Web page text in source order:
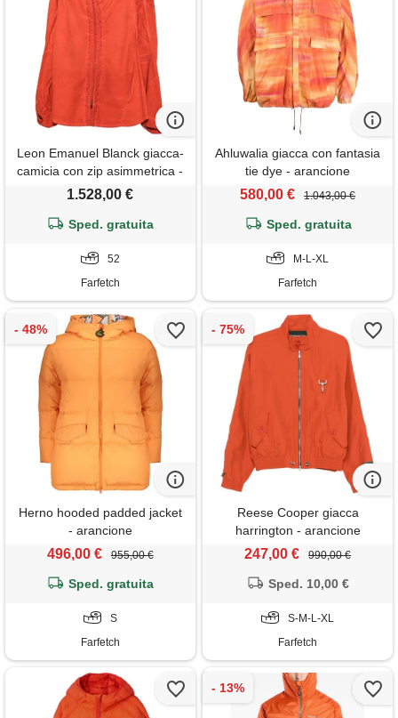
Leon Emanuel Blanck giacca-
camicia con zip asimmetrica -
arancione
1.528,00 €
Sped. gratuita
52
Farfetch
Ahluwalia giacca con fantasia
tie dye - arancione
580,00 € 1.043,00 €
Sped. gratuita
M-L-XL
Farfetch
Herno hooded padded jacket
- arancione
496,00 € 955,00 €
Sped. gratuita
S
Farfetch
Reese Cooper giacca
harrington - arancione
247,00 € 990,00 €
Sped. 10,00 €
S-M-L-XL
Farfetch